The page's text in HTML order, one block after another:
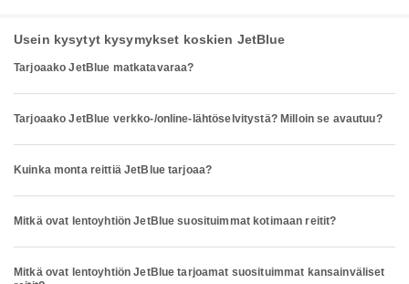
Usein kysytyt kysymykset koskien JetBlue
Tarjoaako JetBlue matkatavaraa?
Tarjoaako JetBlue verkko-/online-lähtöselvitystä? Milloin se avautuu?
Kuinka monta reittiä JetBlue tarjoaa?
Mitkä ovat lentoyhtiön JetBlue suosituimmat kotimaan reitit?
Mitkä ovat lentoyhtiön JetBlue tarjoamat suosituimmat kansainväliset